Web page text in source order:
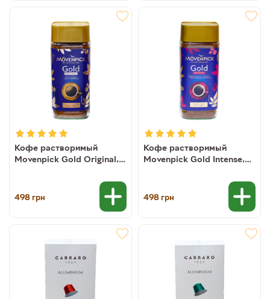
Кофе растворимый
Movenpick Gold Original,
498грн
Кофе растворимый
Movenpick Gold Intense,
498грн